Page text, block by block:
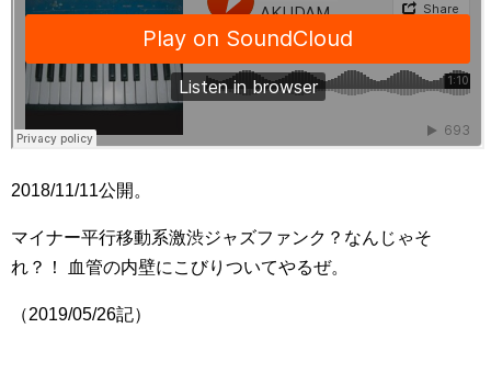
2018/11/11公開。
マイナー平行移動系激渋ジャズファンク？なんじゃそ
れ？！ 血管の内壁にこびりついてやるぜ。
（2019/05/26記）